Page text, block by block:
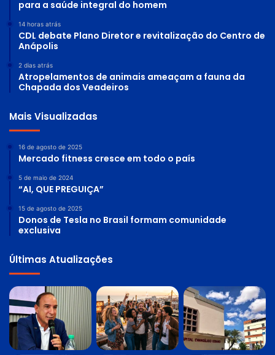
para a saúde integral do homem
14 horas atrás
CDL debate Plano Diretor e revitalização do Centro de
Anápolis
2 dias atrás
Atropelamentos de animais ameaçam a fauna da
Chapada dos Veadeiros
Mais Visualizadas
16 de agosto de 2025
Mercado fitness cresce em todo o país
5 de maio de 2024
“AI, QUE PREGUIÇA”
15 de agosto de 2025
Donos de Tesla no Brasil formam comunidade
exclusiva
Últimas Atualizações